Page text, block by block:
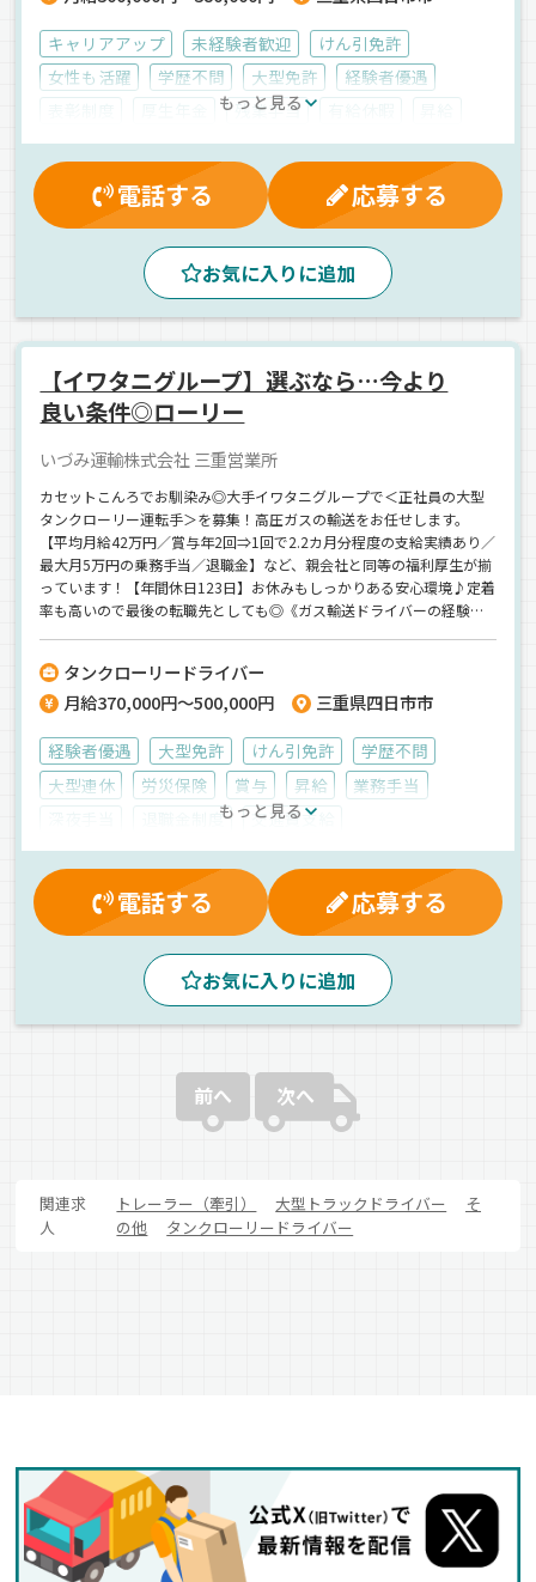
家族行事や自分の時間も大切にできる職場です。
キャリアアップ 未経験者歓迎
けん引免許
女性も活躍
学歴不問 大型免許
経験者優遇
残業手当
マイカー通勤可
退職金制度 健康保険
能率評価
雇用保険
休日出勤割増金
制服・作業着貸与
再雇用制度
労災保険 資格取得制度
深夜手当
入社祝金 無事故手当 昼
バックアイモニター装備
ドライブレコーダー
長距離 地場
拠点多数
中距離
粉粒体 液体 危険物
タンクローリー
正社員
もっと見る
電話する 応募する
お気に入りに追加
【イワタニグループ】選ぶなら…今より
良い条件◎ローリー
いづみ運輸株式会社 三重営業所
カセットこんろでお馴染み◎大手イワタニグループで＜正社員の大型
タンクローリー運転手＞を募集！高圧ガスの輸送をお任せします。
【平均月給42万円／賞与年2回⇒1回で2.2カ月分程度の支給実績あり／
最大月5万円の乗務手当／退職金】など、親会社と同等の福利厚生が揃
っています！【年間休日123日】お休みもしっかりある安心環境♪定着
率も高いので最後の転職先としても◎《ガス輸送ドライバーの経験者
@IWATANI.BUTSURYU】
タンクローリードライバー
月給370,000円～500,000円
三重県四日市市
経験者優遇 大型免許 けん引免許
学歴不問
大型連休
労災保険 賞与 昇給
業務手当
退職金制度
交通費支給
制服・作業着貸与
有給休暇
雇用保険
マイカー通勤可
厚生年金
休日出勤割増金
残業手当
再雇用制度 健康保険 昼 夜
夕方
早朝 地場 拠点多数
エアサス
ETC搭載
バックアイモニター装備
ドライブレコーダー
危険物
タンクローリー
もっと見る
電話する 応募する
お気に入りに追加
前へ 次へ
関連求
人
トレーラー（牽引） 大型トラックドライバー
そ
の他
タンクローリードライバー